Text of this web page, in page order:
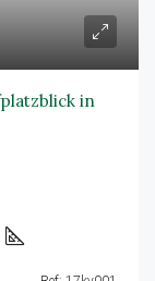
in